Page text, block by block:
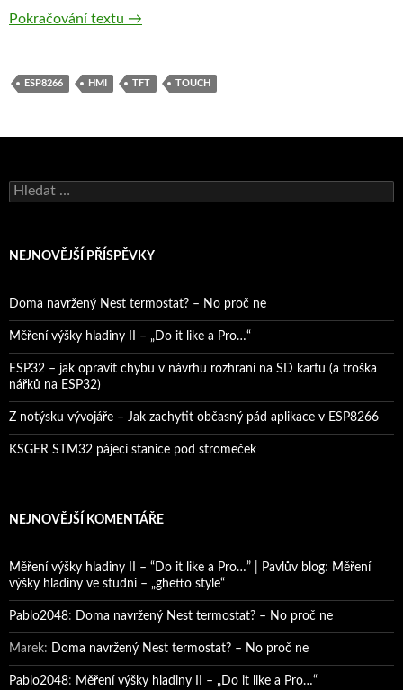
Pokračování textu ESP8266 + 2.8“TFT + Touch panel =
→
ESP8266 HMI TFT TOUCH
Vyhledávání
NEJNOVĚJŠÍ PŘÍSPĚVKY
Doma navržený Nest termostat? – No proč ne
Měření výšky hladiny II – „Do it like a Pro…“
ESP32 – jak opravit chybu v návrhu rozhraní na SD kartu (a troška
nářků na ESP32)
Z notýsku vývojáře – Jak zachytit občasný pád aplikace v ESP8266
KSGER STM32 pájecí stanice pod stromeček
NEJNOVĚJŠÍ KOMENTÁŘE
Měření výšky hladiny II – “Do it like a Pro…” | Pavlův blog: Měření
výšky hladiny ve studni – „ghetto style“
Pablo2048: Doma navržený Nest termostat? – No proč ne
Marek: Doma navržený Nest termostat? – No proč ne
Pablo2048: Měření výšky hladiny II – „Do it like a Pro…“